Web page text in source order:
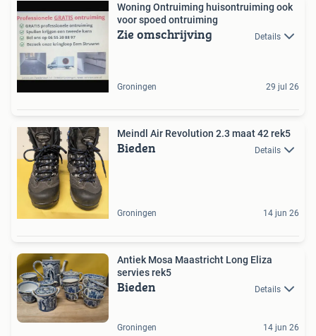
Woning Ontruiming huisontruiming ook
voor spoed ontruiming
Zie omschrijving Details
Groningen 29 jul 26
Meindl Air Revolution 2.3 maat 42 rek5
Bieden Details
Groningen 14 jun 26
Antiek Mosa Maastricht Long Eliza
servies rek5
Bieden Details
Groningen 14 jun 26